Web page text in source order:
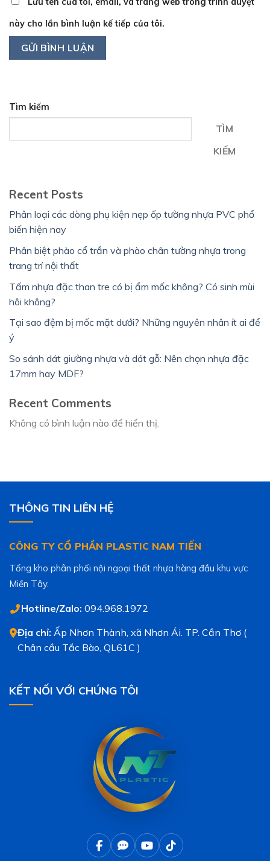
này cho lần bình luận kế tiếp của tôi.
Tìm kiếm
TÌM
KIẾM
Recent Posts
Phân loại các dòng phụ kiện nẹp ốp tường nhựa PVC phổ
biến hiện nay
Phân biệt phào cổ trần và phào chân tường nhựa trong
trang trí nội thất
Tấm nhựa đặc than tre có bị ẩm mốc không? Có sinh mùi
hôi không?
Tại sao đệm bị mốc mặt dưới? Những nguyên nhân ít ai để
ý
So sánh dát giường nhựa và dát gỗ: Nên chọn nhựa đặc
17mm hay MDF?
Recent Comments
Không có bình luận nào để hiển thị.
THÔNG TIN LIÊN HỆ
CÔNG TY CỔ PHẦN PLASTIC NAM TIẾN
Tổng kho phân phối nội ngoại thất nhựa hàng đầu khu vực
Miền Tây.
Hotline/Zalo: 094.968.1972
Địa chỉ: Ấp Nhơn Thành, xã Nhơn Ái. TP. Cần Thơ (
Chân cầu Tắc Bào, QL61C )
KẾT NỐI VỚI CHÚNG TÔI